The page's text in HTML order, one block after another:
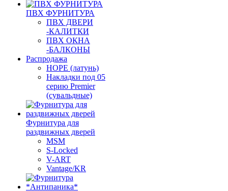
ПВХ ФУРНИТУРА
ПВХ ДВЕРИ
-КАЛИТКИ
ПВХ ОКНА
-БАЛКОНЫ
Распродажа
HOPE (латунь)
Накладки под 05
серию Premier
(сувальдные)
Фурнитура для
раздвижных дверей
MSM
S-Locked
V-ART
Vantage/KR